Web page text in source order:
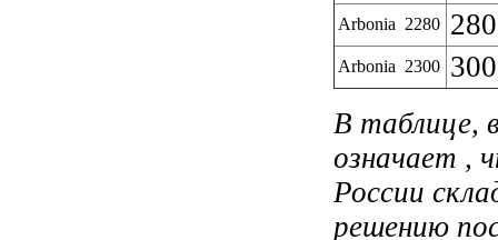
Arbonia 2280
Arbonia 2300
В таблице,
означает ,
России
решению